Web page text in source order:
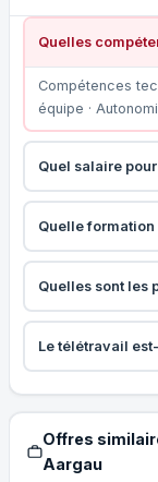
Quelles
Compétences
équipe ·
Quel salaire
Quelle
Quelles sont les
Le télétravail
Offres
Aargau